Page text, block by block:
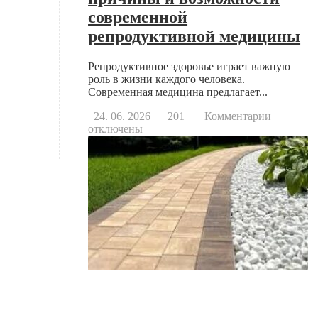
современной
репродуктивной медицины
Репродуктивное здоровье играет важную
роль в жизни каждого человека.
Современная медицина предлагает...
24. 06. 2026
201 Комментарии
Когда
стоит
к
основные
причины
и
отключены